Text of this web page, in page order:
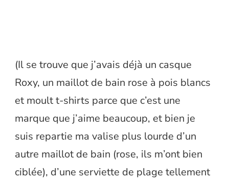
(Il se trouve que j’avais déjà un casque
Roxy, un maillot de bain rose à pois blancs
et moult t-shirts parce que c’est une
marque que j’aime beaucoup, et bien je
suis repartie ma valise plus lourde d’un
autre maillot de bain (rose, ils m’ont bien
ciblée), d’une serviette de plage tellement